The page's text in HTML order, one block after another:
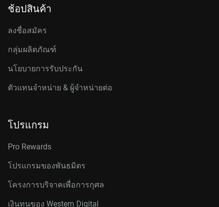
ช้อปสินค้า
ลงชื่อสมัคร
กลุ่มผลิตภัณฑ์
นโยบายการรับประกัน
ตัวแทนจำหน่าย & ผู้จำหน่ายต่อ
โปรแกรม
Pro Rewards
โปรแกรมของพันธมิตร
โครงการบริจาคเพื่อการกุศล
เงินทุนของ Western Digital